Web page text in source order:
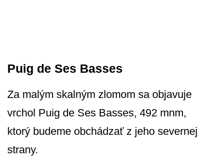
Puig de Ses Basses
Za malým skalným zlomom sa objavuje
vrchol Puig de Ses Basses, 492 mnm,
ktorý budeme obchádzať z jeho severnej
strany.